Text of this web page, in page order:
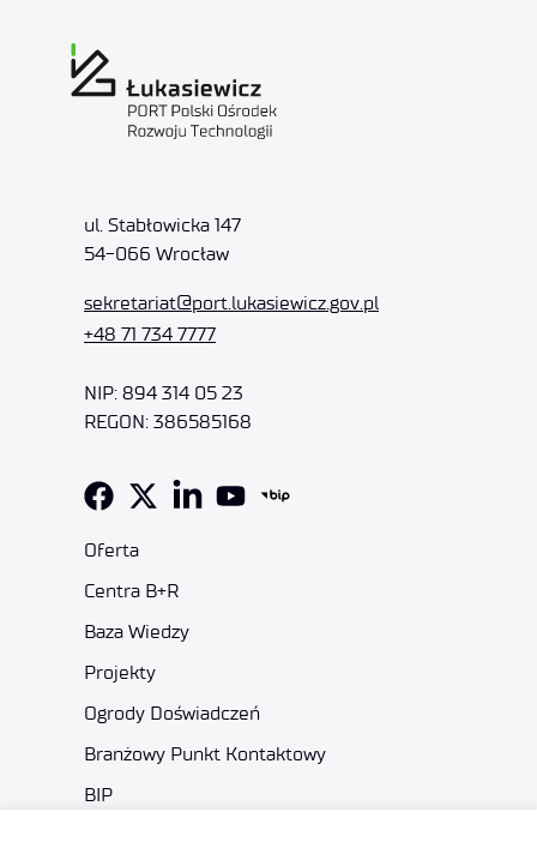
ul. Stabłowicka 147
54-066 Wrocław
sekretariat@port.lukasiewicz.gov.pl
+48 71 734 7777
NIP: 894 314 05 23
REGON: 386585168
Oferta
Centra B+R
Baza Wiedzy
Projekty
Ogrody Doświadczeń
Branżowy Punkt Kontaktowy
BIP